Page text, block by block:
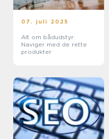
07. juli 2025
Alt om bådudstyr:
Naviger med de rette
produkter